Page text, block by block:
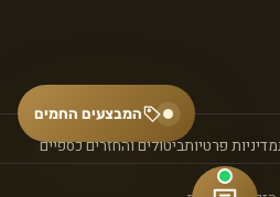
מדיניות פרטיותביטולים והחזרים כספיים
המבצעים החמים